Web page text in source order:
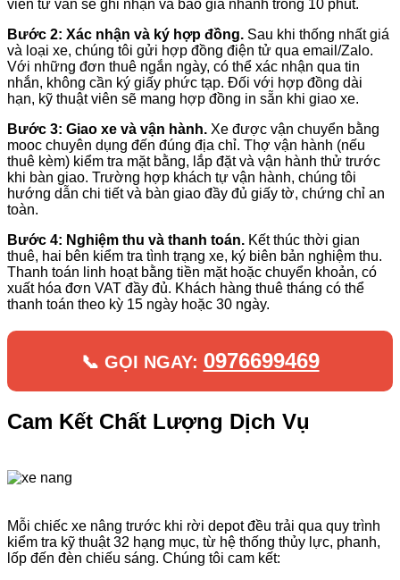
viên tư vấn sẽ ghi nhận và báo giá nhanh trong 10 phút.
Bước 2: Xác nhận và ký hợp đồng. Sau khi thống nhất giá
và loại xe, chúng tôi gửi hợp đồng điện tử qua email/Zalo.
Với những đơn thuê ngắn ngày, có thể xác nhận qua tin
nhắn, không cần ký giấy phức tạp. Đối với hợp đồng dài
hạn, kỹ thuật viên sẽ mang hợp đồng in sẵn khi giao xe.
Bước 3: Giao xe và vận hành. Xe được vận chuyển bằng
mooc chuyên dụng đến đúng địa chỉ. Thợ vận hành (nếu
thuê kèm) kiểm tra mặt bằng, lắp đặt và vận hành thử trước
khi bàn giao. Trường hợp khách tự vận hành, chúng tôi
hướng dẫn chi tiết và bàn giao đầy đủ giấy tờ, chứng chỉ an
toàn.
Bước 4: Nghiệm thu và thanh toán. Kết thúc thời gian
thuê, hai bên kiểm tra tình trạng xe, ký biên bản nghiệm thu.
Thanh toán linh hoạt bằng tiền mặt hoặc chuyển khoản, có
xuất hóa đơn VAT đầy đủ. Khách hàng thuê tháng có thể
thanh toán theo kỳ 15 ngày hoặc 30 ngày.
📞 GỌI NGAY: 0976699469
Cam Kết Chất Lượng Dịch Vụ
Mỗi chiếc xe nâng trước khi rời depot đều trải qua quy trình
kiểm tra kỹ thuật 32 hạng mục, từ hệ thống thủy lực, phanh,
lốp đến đèn chiếu sáng. Chúng tôi cam kết: